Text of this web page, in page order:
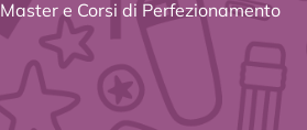
Master e Corsi di Perfezionamento